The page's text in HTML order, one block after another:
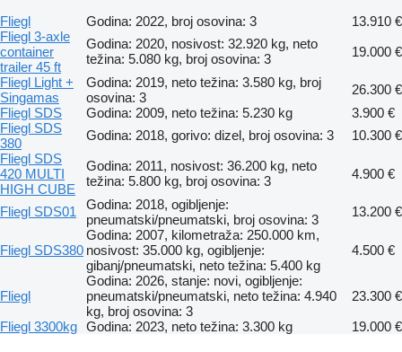
Fliegl Godina: 2022, broj osovina: 3
13.910 €
Fliegl 3-axle
container
trailer 45 ft
Godina: 2020, nosivost: 32.920 kg, neto
težina: 5.080 kg, broj osovina: 3
19.000 €
Fliegl Light +
Singamas
Godina: 2019, neto težina: 3.580 kg, broj
osovina: 3
26.300 €
Fliegl SDS
Godina: 2009, neto težina: 5.230 kg
3.900 €
Fliegl SDS
380
Godina: 2018, gorivo: dizel, broj osovina: 3
10.300 €
Fliegl SDS
420 MULTI
HIGH CUBE
Godina: 2011, nosivost: 36.200 kg, neto
težina: 5.800 kg, broj osovina: 3
4.900 €
Fliegl SDS01
Godina: 2018, ogibljenje:
pneumatski/pneumatski, broj osovina: 3
13.200 €
Fliegl SDS380
Godina: 2007, kilometraža: 250.000 km,
nosivost: 35.000 kg, ogibljenje:
gibanj/pneumatski, neto težina: 5.400 kg
4.500 €
Fliegl
Godina: 2026, stanje: novi, ogibljenje:
pneumatski/pneumatski, neto težina: 4.940
kg, broj osovina: 3
23.300 €
Fliegl 3300kg Godina: 2023, neto težina: 3.300 kg 19.000 €